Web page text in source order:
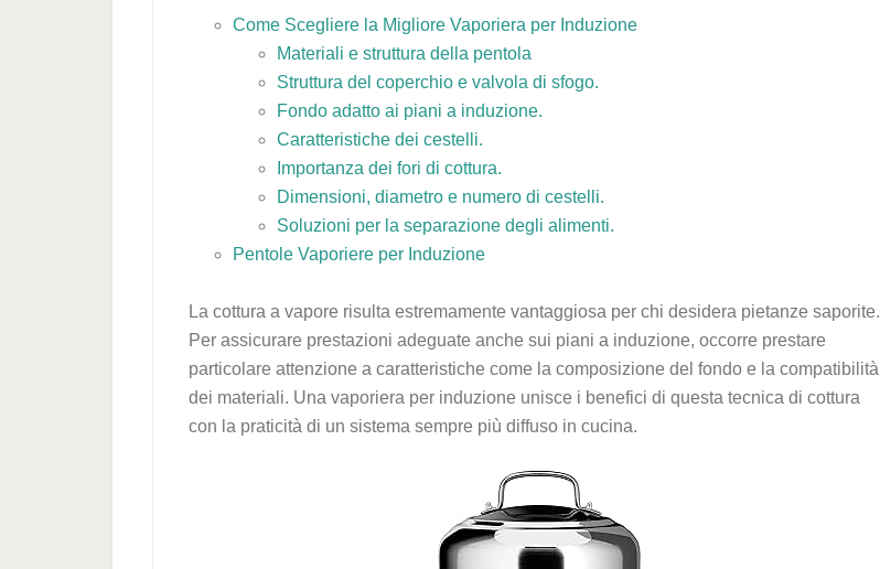
Come Scegliere la Migliore Vaporiera per Induzione
Materiali e struttura della pentola
Struttura del coperchio e valvola di sfogo.
Fondo adatto ai piani a induzione.
Caratteristiche dei cestelli.
Importanza dei fori di cottura.
Dimensioni, diametro e numero di cestelli.
Soluzioni per la separazione degli alimenti.
Pentole Vaporiere per Induzione
La cottura a vapore risulta estremamente vantaggiosa per chi desidera pietanze saporite.
Per assicurare prestazioni adeguate anche sui piani a induzione, occorre prestare
particolare attenzione a caratteristiche come la composizione del fondo e la compatibilità
dei materiali. Una vaporiera per induzione unisce i benefici di questa tecnica di cottura
con la praticità di un sistema sempre più diffuso in cucina.